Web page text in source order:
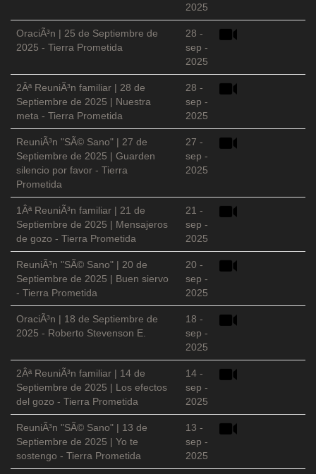
2025
OraciÃ³n | 25 de Septiembre de
2025 - Tierra Prometida
28 -
sep -
2025
2Âª ReuniÃ³n familiar | 28 de
Septiembre de 2025 | Nuestra
meta - Tierra Prometida
28 -
sep -
2025
ReuniÃ³n "SÃ© Sano" | 27 de
Septiembre de 2025 | Guarden
silencio por favor - Tierra
Prometida
27 -
sep -
2025
1Âª ReuniÃ³n familiar | 21 de
Septiembre de 2025 | Mensajeros
de gozo - Tierra Prometida
21 -
sep -
2025
ReuniÃ³n "SÃ© Sano" | 20 de
Septiembre de 2025 | Buen siervo
- Tierra Prometida
20 -
sep -
2025
OraciÃ³n | 18 de Septiembre de
2025 - Roberto Stevenson E.
18 -
sep -
2025
2Âª ReuniÃ³n familiar | 14 de
Septiembre de 2025 | Los efectos
del gozo - Tierra Prometida
14 -
sep -
2025
ReuniÃ³n "SÃ© Sano" | 13 de
Septiembre de 2025 | Yo te
sostengo - Tierra Prometida
13 -
sep -
2025